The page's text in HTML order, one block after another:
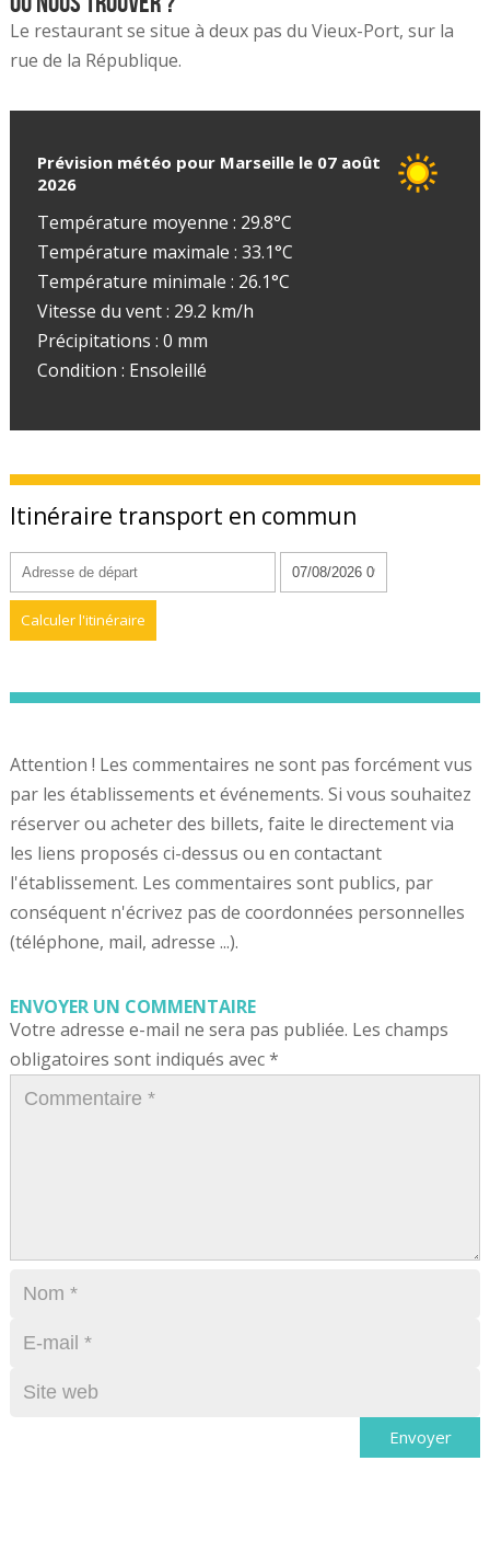
Le restaurant se situe à deux pas du Vieux-Port, sur la
rue de la République.
Prévision météo pour Marseille le 07 août
2026
Température moyenne : 29.8°C
Température maximale : 33.1°C
Température minimale : 26.1°C
Vitesse du vent : 29.2 km/h
Précipitations : 0 mm
Condition : Ensoleillé
Itinéraire transport en commun
Attention ! Les commentaires ne sont pas forcément vus
par les établissements et événements. Si vous souhaitez
réserver ou acheter des billets, faite le directement via
les liens proposés ci-dessus ou en contactant
l'établissement. Les commentaires sont publics, par
conséquent n'écrivez pas de coordonnées personnelles
(téléphone, mail, adresse ...).
ENVOYER UN COMMENTAIRE
Votre adresse e-mail ne sera pas publiée. Les champs
obligatoires sont indiqués avec*